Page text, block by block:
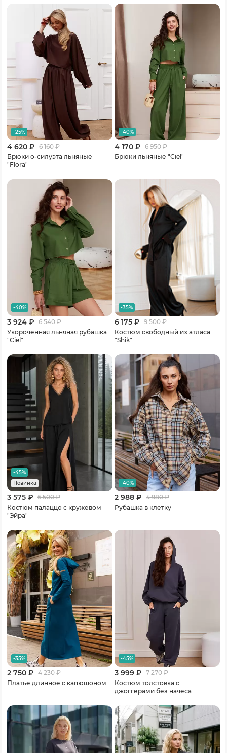
-25%
4 620 ₽ 6 160₽
Брюки о-силуэта льняные
"Flora"
-40%
4 170 ₽ 6 950₽
Брюки льняные "Ciel"
-40%
3 924 ₽ 6 540₽
Укороченная льняная рубашка
"Ciel"
-35%
6 175 ₽ 9 500₽
Костюм свободный из атласа
"Shik"
-45%
Новинка
3 575 ₽ 6 500₽
Костюм палаццо с кружевом
"Эйра"
-40%
2 988 ₽ 4 980₽
Рубашка в клетку
-35%
2 750 ₽ 4 230₽
Платье длинное с капюшоном
-45%
3 999 ₽ 7 270₽
Костюм толстовка с
джоггерами без начеса